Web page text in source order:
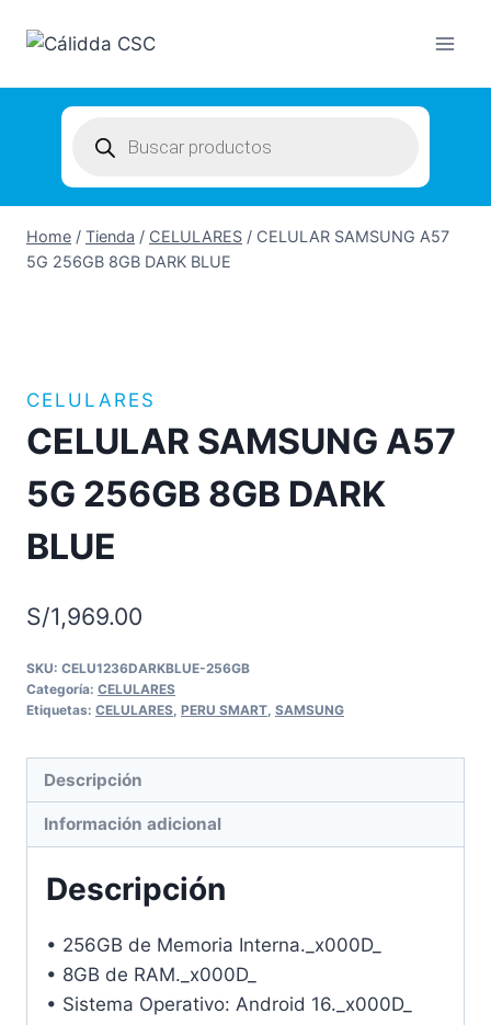
search
Home / Tienda / CELULARES / CELULAR SAMSUNG A57
5G 256GB 8GB DARK BLUE
CELULARES
CELULAR SAMSUNG A57
5G 256GB 8GB DARK
BLUE
S/1,969.00
SKU: CELU1236DARKBLUE-256GB
Categoría: CELULARES
Etiquetas: CELULARES PERU SMART SAMSUNG
Descripción
Información adicional
Descripción
• 256GB de Memoria Interna._x000D_
• 8GB de RAM._x000D_
• Sistema Operativo: Android 16._x000D_